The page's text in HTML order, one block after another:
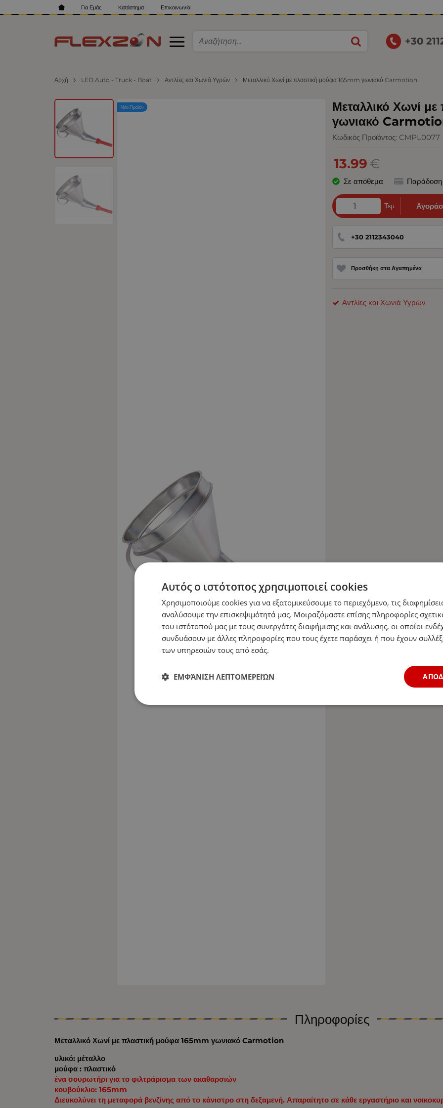
Για Εμάς Κατάστημα Επικοινωνία
+30
Αρχή LED Auto - Truck - Boat Αντλίες και Χωνιά Υγρών Μεταλλικό Χωνί με πλαστική μούφα 165mm γωνιακό Carmotion
Μεταλλικό Χωνί
γωνιακό
Κωδικός Προϊόντος: CMPL0077
Νέο Προϊόν
13.99 €
Σε απόθεμα
Τεμ.
+30 2112343040
Προσθήκη στα Αγαπημένα
Αντλίες και Χωνιά Υγρών
Πληροφορίες
Μεταλλικό Χωνί με πλαστική μούφα 165mm γωνιακό Carmotion
υλικό: μέταλλο
μούφα : πλαστικό
ένα σουρωτήρι για το φιλτράρισμα των ακαθαρσιών
κουβούκλιο: 165mm
Διευκολύνει τη μεταφορά βενζίνης από το κάνιστρο στη δεξαμενή. Απαραίτητο σε κάθε εργαστήριο και
Αυτός ο ιστότοπος χρησιμοποιεί cookies
Χρησιμοποιούμε cookies για να εξατομικεύσουμε το περιεχόμενο, τις
αναλύσουμε την επισκεψιμότητά μας. Μοιραζόμαστε επίσης πληροφορίες
του ιστότοπού μας με τους συνεργάτες διαφήμισης και ανάλυσης, οι οποίοι
συνδυάσουν με άλλες πληροφορίες που τους έχετε παράσχει ή που έχουν
των υπηρεσιών τους από εσάς.
ΕΜΦΆΝΙΣΗ ΛΕΠΤΟΜΕΡΕΙΏΝ